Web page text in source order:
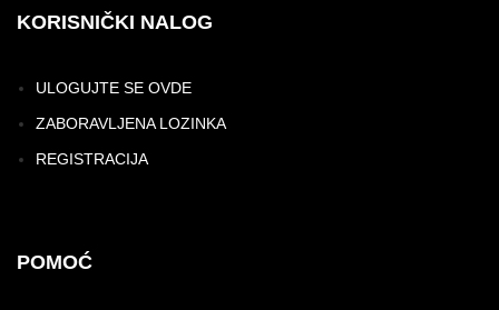
KORISNIČKI NALOG
ULOGUJTE SE OVDE
ZABORAVLJENA LOZINKA
REGISTRACIJA
POMOĆ